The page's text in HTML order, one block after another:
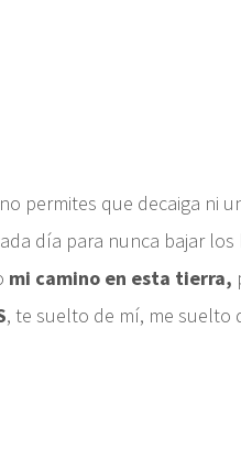
permites que decaiga ni
día para nunca bajar
mi camino en esta tierra,
, te suelto de mí, me suelto